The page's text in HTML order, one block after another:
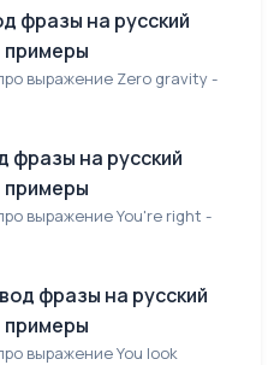
фразы на русский
примеры
выражение Zero gravity -
фразы на русский
примеры
выражение You're right -
фразы на русский
примеры
выражение You look